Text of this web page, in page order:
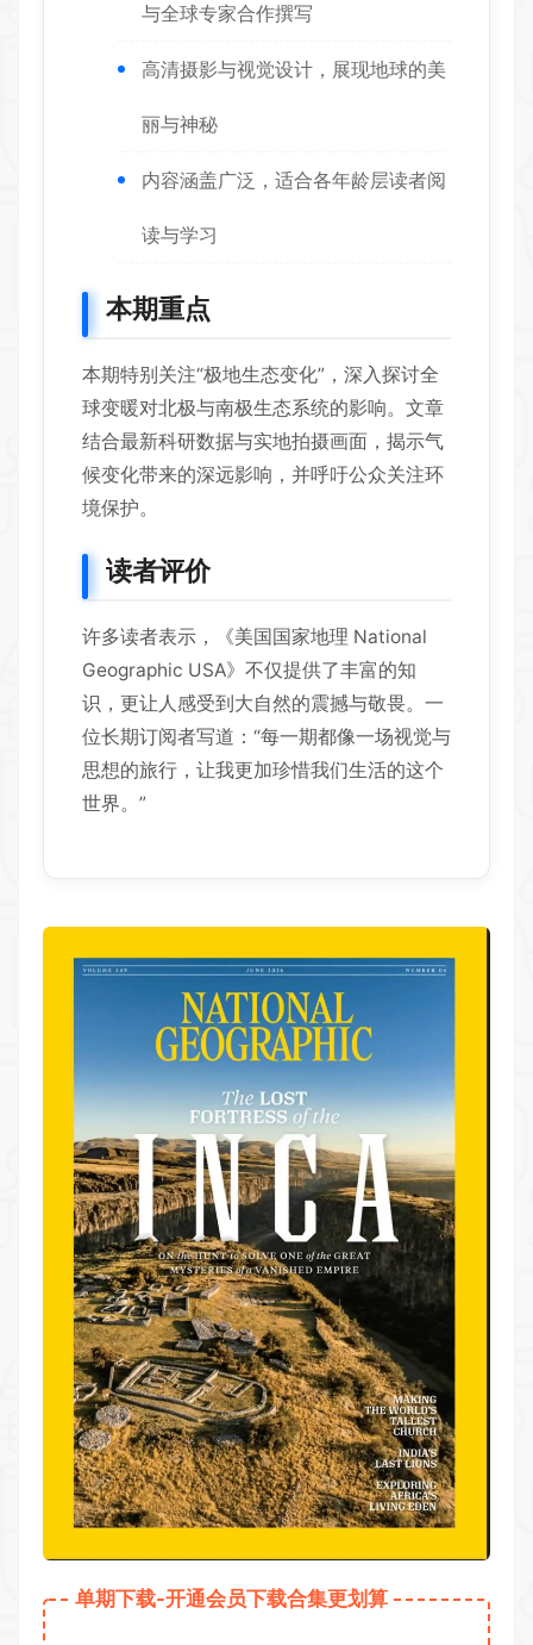
与全球专家合作撰写
高清摄影与视觉设计，展现地球的美
丽与神秘
内容涵盖广泛，适合各年龄层读者阅
读与学习
本期重点
本期特别关注“极地生态变化”，深入探讨全
球变暖对北极与南极生态系统的影响。文章
结合最新科研数据与实地拍摄画面，揭示气
候变化带来的深远影响，并呼吁公众关注环
境保护。
读者评价
许多读者表示，《美国国家地理 National
Geographic USA》不仅提供了丰富的知
识，更让人感受到大自然的震撼与敬畏。一
位长期订阅者写道：“每一期都像一场视觉与
思想的旅行，让我更加珍惜我们生活的这个
世界。”
单期下载-开通会员下载合集更划算